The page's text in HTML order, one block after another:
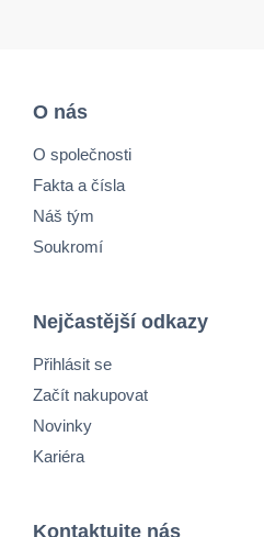
O nás
O společnosti
Fakta a čísla
Náš tým
Soukromí
Nejčastější odkazy
Přihlásit se
Začít nakupovat
Novinky
Kariéra
Kontaktujte nás